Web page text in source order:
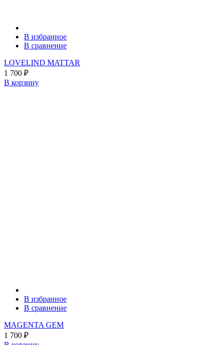
В избранное
В сравнение
LOVELIND MATTAR
1 700 ₽
В корзину
В избранное
В сравнение
MAGENTA GEM
1 700 ₽